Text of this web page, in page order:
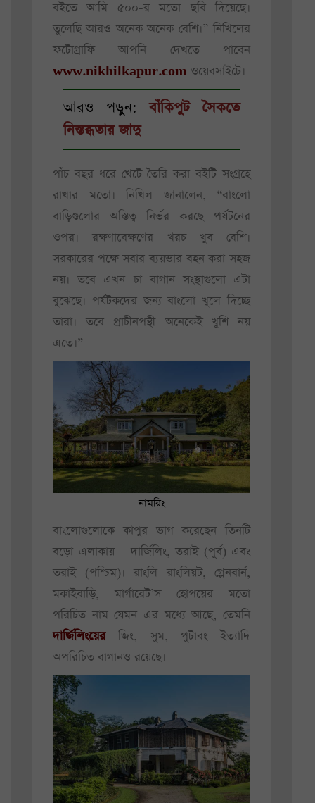
বইতে আমি ৫০০-র মতো ছবি দিয়েছে।
তুলেছি আরও অনেক অনেক বেশি।” নিখিলের
ফটোগ্রাফি আপনি দেখতে পাবেন
www.nikhilkapur.com ওয়েবসাইটে।
আরও পড়ুন:বাঁকিপুট সৈকতে
নিস্তব্ধতার জাদু
পাঁচ বছর ধরে খেটে তৈরি করা বইটি সংগ্রহে
রাখার মতো। নিখিল জানালেন, “বাংলো
বাড়িগুলোর অস্তিত্ব নির্ভর করছে পর্যটনের
ওপর। রক্ষণাবেক্ষণের খরচ খুব বেশি।
সরকারের পক্ষে সবার ব্যয়ভার বহন করা সহজ
নয়। তবে এখন চা বাগান সংস্থাগুলো এটা
বুঝেছে। পর্যটকদের জন্য বাংলো খুলে দিচ্ছে
তারা। তবে প্রাচীনপন্থী অনেকেই খুশি নয়
এতে।”
নামরিং
বাংলোগুলোকে কাপুর ভাগ করেছেন তিনটি
বড়ো এলাকায় – দার্জিলিং, তরাই (পূর্ব) এবং
তরাই (পশ্চিম)। রাংলি রাংলিয়ট, গ্লেনবার্ন,
মকাইবাড়ি, মার্গারেট’স হোপয়ের মতো
পরিচিত নাম যেমন এর মধ্যে আছে, তেমনি
দার্জিলিংয়েরজিং, সুম, পুটাবং ইত্যাদি
অপরিচিত বাগানও রয়েছে।